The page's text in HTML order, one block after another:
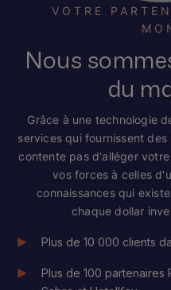
VOTRE
Nous
du
Grâce à une technologie
services qui fournissent
contente pas d'alléger
vos forces à celles
connaissances qui
chaque dollar
Plus de 10 000 clients
Plus de 100 partenaires